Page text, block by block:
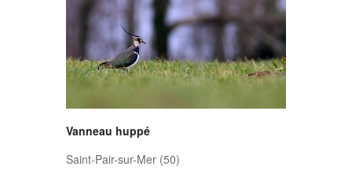
Vanneau huppé
Saint-Pair-sur-Mer (50)